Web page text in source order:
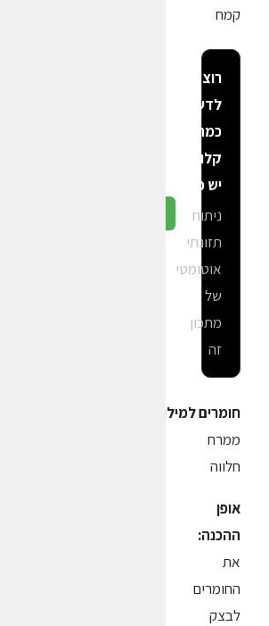
קמח
רוצה
לדעת
כמה
קלוריות
יש פה?
ניתוח
תזונתי
אוטומטי
של
מתכון
זה
חומרים למילוי:
ממרח
חלווה
אופן
ההכנה:
את
החומרים
לבצק